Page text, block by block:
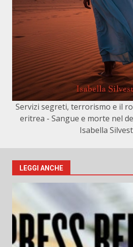
Servizi segreti, terrorismo e il
eritrea - Sangue e morte nel
Isabella
LEGGI ANCHE